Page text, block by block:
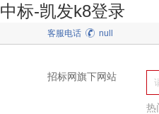
中标-凯发k8登录
客服电话 null
招标网旗下网站
热